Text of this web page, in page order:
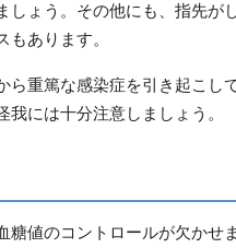
ょう。その他にも、指先が
あります。
重篤な感染症を引き起こし
には十分注意しましょう。
値のコントロールが欠かせ